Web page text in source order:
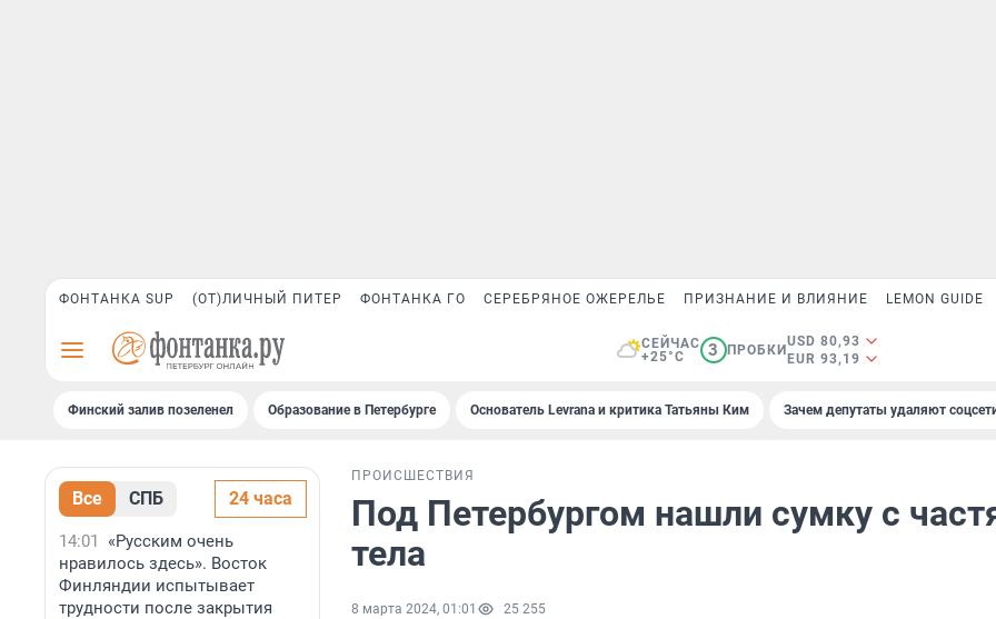
ФОНТАНКА SUP (ОТ)ЛИЧНЫЙ ПИТЕР ФОНТАНКА ГО СЕРЕБРЯНОЕ ОЖЕРЕЛЬЕ ПРИЗНАНИЕ И ВЛИЯНИЕ LEMON GUIDE
СЕЙЧАС
+25°C
3 ПРОБКИ
USD 80,93
EUR 93,19
Финский залив позеленел Образование в Петербурге Основатель Levrana и критика Татьяны Ким Зачем депутаты удаляют
Все СПБ 24 часа
14:01
«Русским очень
нравилось здесь». Восток
Финляндии испытывает
трудности после закрытия
ПРОИСШЕСТВИЯ
Под Петербургом нашли сумку с
тела
8 марта 2024, 01:01 25 255